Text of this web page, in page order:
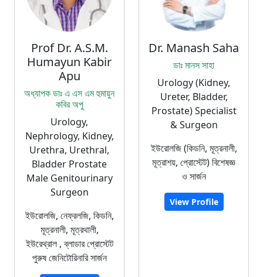
Prof Dr. A.S.M.
Humayun Kabir
Apu
অধ্যাপক ডাঃ এ এস এম হুমায়ুন
কবির অপু
Urology,
Nephrology, Kidney,
Urethra, Urethral,
Bladder Prostate
Male Genitourinary
Surgeon
ইউরোলজি, নেফ্রলজি, কিডনি,
মূত্রনালী, মূত্রথালী,
ইউরেথ্রাল , ব্লাডার প্রোস্টেট
পুরুষ জেনিটোরিনারি সার্জন
Dr. Manash Saha
ডাঃ মানস সাহা
Urology (Kidney,
Ureter, Bladder,
Prostate) Specialist
& Surgeon
ইউরোলজি (কিডনি, মূত্রনালী,
মূত্রাশয়, প্রোস্টেট) বিশেষজ্ঞ
ও সার্জন
View Profile